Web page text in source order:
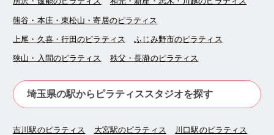
熊谷・本庄・東松山・寄居のピラティス
上尾・久喜・行田のピラティス ふじみ野市のピラティス
狭山・入間のピラティス 秩父・長瀞のピラティス
埼玉県の駅からピラティススタジオを探す
吉川駅のピラティス 大宮駅のピラティス 川口駅のピラティス